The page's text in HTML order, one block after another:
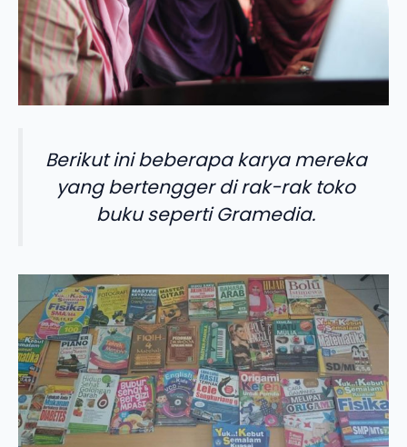
Berikut ini beberapa karya mereka
yang bertengger di rak-rak toko
buku seperti Gramedia.